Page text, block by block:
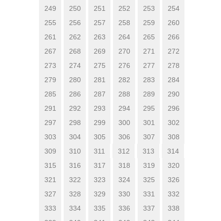
249
250 251 252 253
254
255
256 257 258 259
260
261
262 263 264 265
266
267
268 269 270 271
272
273
274 275 276 277
278
279
280 281 282 283
284
285
286 287 288 289
290
291
292 293 294 295
296
297
298 299 300 301
302
303
304 305 306 307
308
309
310 311 312 313
314
315
316 317 318 319
320
321
322 323 324 325
326
327
328 329 330 331
332
333
334 335 336 337
338